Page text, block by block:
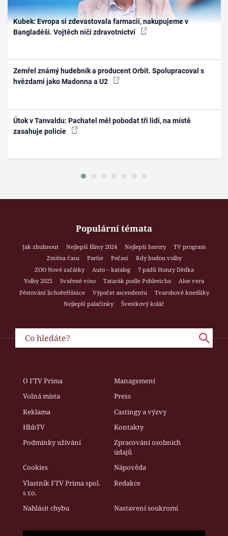
Kubek: Evropa si zdevastovala farmacii, nakupujeme v
Bangladéši. Vojtěch ničí zdravotnictví
Zemřel známý hudebník a producent Orbit. Spolupracoval s
hvězdami jako Madonna a U2
Útok v Tanvaldu: Pachatel měl pobodat tři lidi, na místě
zasahuje policie
Populární témata
Jak zhubnout Nejlepší filmy 2024 Nejlepší horory
TV program
Změna času
Partie Počasí
Kdy budou volby
ZOO Nové začátky
Auto – katalog
7 pádů Honzy Dědka
Volby 2025
Svařené víno Tatarák podle Pohlreicha
Aloe vera
Pěstování lichořeřišnice
Výpočet ascendentu
Tvarohové knedlíky
Nejlepší palačinky
Švestkový koláč
O FTV Prima
Management
Volná místa
Press
Reklama
Castingy a výzvy
HbbTV
Kontakty
Podmínky užívání
Zpracování osobních
údajů
Cookies
Nápověda
Vlastník FTV Prima spol.
s r.o.
Redakce
Nahlásit chybu Nastavení soukromí